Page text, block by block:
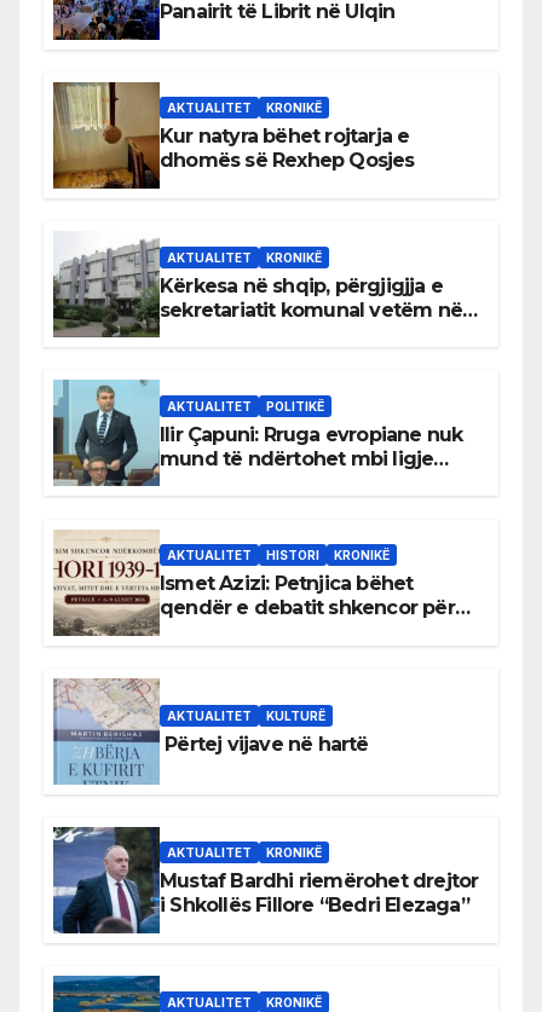
Panairit të Librit në Ulqin
AKTUALITET KRONIKË
Kur natyra bëhet rojtarja e
dhomës së Rexhep Qosjes
AKTUALITET KRONIKË
Kërkesa në shqip, përgjigjja e
sekretariatit komunal vetëm në
AKTUALITET POLITIKË
Ilir Çapuni: Rruga evropiane nuk
mund të ndërtohet mbi ligje
AKTUALITET HISTORI KRONIKË
Ismet Azizi: Petnjica bëhet
qendër e debatit shkencor për
AKTUALITET KULTURË
Përtej vijave në hartë
AKTUALITET KRONIKË
Mustaf Bardhi riemërohet drejtor
i Shkollës Fillore “Bedri Elezaga”
AKTUALITET KRONIKË